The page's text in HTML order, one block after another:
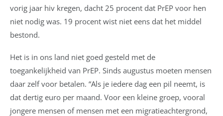
vorig jaar hiv kregen, dacht 25 procent dat PrEP voor hen
niet nodig was. 19 procent wist niet eens dat het middel
bestond.
Het is in ons land niet goed gesteld met de
toegankelijkheid van PrEP. Sinds augustus moeten mensen
daar zelf voor betalen. “Als je iedere dag een pil neemt, is
dat dertig euro per maand. Voor een kleine groep, vooral
jongere mensen of mensen met een migratieachtergrond,